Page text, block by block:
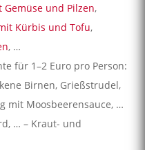
und Pilzen,
Kürbis und Tofu,
, …
für 1–2 Euro pro Person:
Birnen, Grießstrudel,
mit Moosbeerensauce, …
… – Kraut- und